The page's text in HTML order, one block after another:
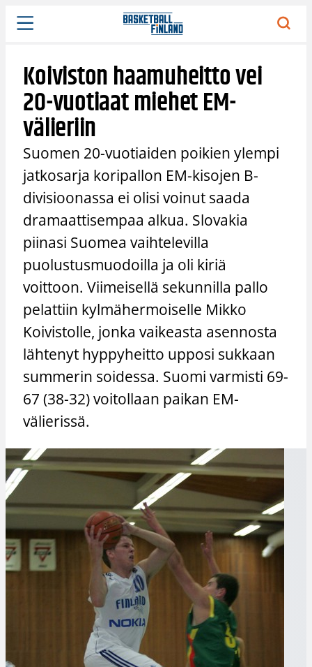
Siirry
sisältöön
Koiviston haamuheitto vei
20-vuotiaat miehet EM-
välieriin
Suomen 20-vuotiaiden poikien ylempi
jatkosarja koripallon EM-kisojen B-
divisioonassa ei olisi voinut saada
dramaattisempaa alkua. Slovakia
piinasi Suomea vaihtelevilla
puolustusmuodoilla ja oli kiriä
voittoon. Viimeisellä sekunnilla pallo
pelattiin kylmähermoiselle Mikko
Koivistolle, jonka vaikeasta asennosta
lähtenyt hyppyheitto upposi sukkaan
summerin soidessa. Suomi varmisti 69-
67 (38-32) voitollaan paikan EM-
välierissä.